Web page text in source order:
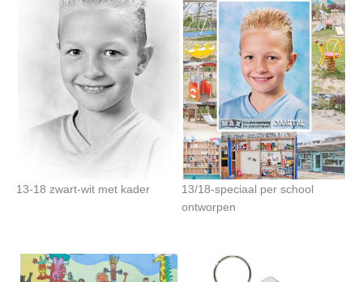
13-18 zwart-wit met kader
13/18-speciaal per school
ontworpen